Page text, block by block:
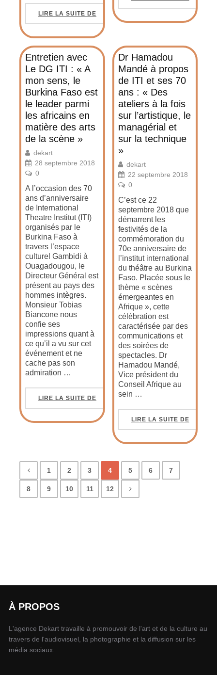
LIRE LA SUITE DE
Entretien avec
Le DG ITI : « A
mon sens, le
Burkina Faso est
le leader parmi
les africains en
matière des arts
de la scène »
dekart
28 septembre 2018
0
A l’occasion des 70
ans d’anniversaire
de International
Theatre Institut (ITI)
organisés par le
Burkina Faso à
travers l’espace
culturel Gambidi à
Ouagadougou, le
Directeur Général est
présent au pays des
hommes intègres.
Monsieur Tobias
Biancone nous
confie ses
impressions quant à
ce qu’il a vu sur cet
événement et ne
cache pas son
admiration …
LIRE LA SUITE DE
Dr Hamadou
Mandé à propos
de ITI et ses 70
ans : « Des
ateliers à la fois
sur l’artistique, le
managérial et
sur la technique
»
dekart
22 septembre 2018
0
C’est ce 22
septembre 2018 que
démarrent les
festivités de la
commémoration du
70e anniversaire de
l’institut international
du théâtre au Burkina
Faso. Placée sous le
thème « scènes
émergeantes en
Afrique », cette
célébration est
caractérisée par des
communications et
des soirées de
spectacles. Dr
Hamadou Mandé,
Vice président du
Conseil Afrique au
sein …
LIRE LA SUITE DE
1 2 3 4 5 6 7
8 9 10 11 12
À PROPOS
L'agence Dekart travaille à promouvoir de l'art et de la culture au
travers de l'audiovisuel, la photographie et la diffusion sur les
média sociaux.